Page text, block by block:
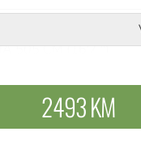
505 CM (16'7 '')
APPROX 400
PE 45-49 KG (99-108
PLAVA
2493 KM